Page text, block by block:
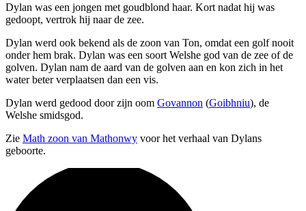
Dylan was een jongen met goudblond haar. Kort nadat hij was
gedoopt, vertrok hij naar de zee.
Dylan werd ook bekend als de zoon van Ton, omdat een golf nooit
onder hem brak. Dylan was een soort Welshe god van de zee of de
golven. Dylan nam de aard van de golven aan en kon zich in het
water beter verplaatsen dan een vis.
Dylan werd gedood door zijn oom Govannon (Goibhniu), de
Welshe smidsgod.
Zie Math zoon van Mathonwy voor het verhaal van Dylans
geboorte.